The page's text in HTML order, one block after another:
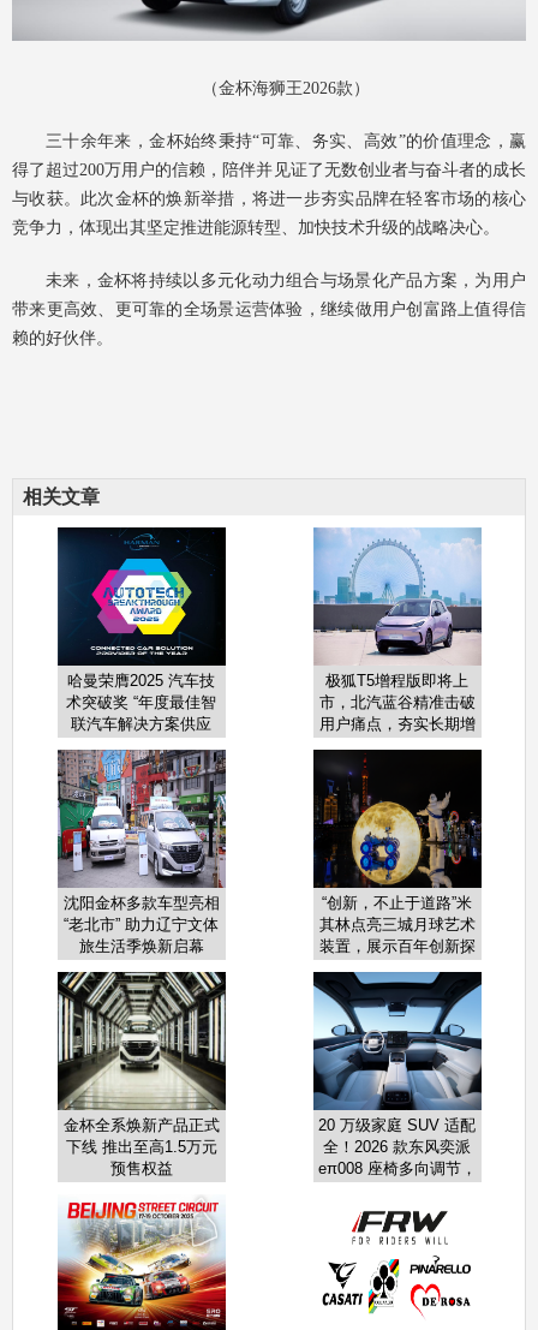
（金杯海狮王2026款）
三十余年来，金杯始终秉持“可靠、务实、高效”的价值理念，赢
得了超过200万用户的信赖，陪伴并见证了无数创业者与奋斗者的成长
与收获。此次金杯的焕新举措，将进一步夯实品牌在轻客市场的核心
竞争力，体现出其坚定推进能源转型、加快技术升级的战略决心。
未来，金杯将持续以多元化动力组合与场景化产品方案，为用户
带来更高效、更可靠的全场景运营体验，继续做用户创富路上值得信
赖的好伙伴。
相关文章
哈曼荣膺2025 汽车技
术突破奖 “年度最佳智
联汽车解决方案供应
商”大奖
极狐T5增程版即将上
市，北汽蓝谷精准击破
用户痛点，夯实长期增
长基础
沈阳金杯多款车型亮相
“老北市” 助力辽宁文体
旅生活季焕新启幕
“创新，不止于道路”米
其林点亮三城月球艺术
装置，展示百年创新探
索版图
金杯全系焕新产品正式
下线 推出至高1.5万元
预售权益
20 万级家庭 SUV 适配
全！2026 款东风奕派
eπ008 座椅多向调节，
得稳